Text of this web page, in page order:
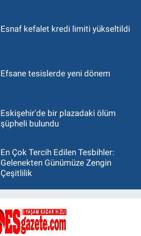
Esnaf kefalet kredi limiti yükseltildi
Efsane tesislerde yeni dönem
Eskişehir'de bir plazadaki ölüm
şüpheli bulundu
En Çok Tercih Edilen Tesbihler:
Gelenekten Günümüze Zengin
Çeşitlilik